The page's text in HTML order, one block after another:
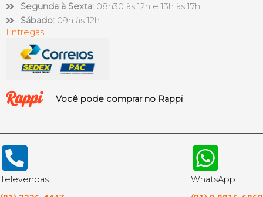
Segunda à Sexta: 08h30 às 12h e 13h às 17h
Sábado: 09h às 12h
Entregas
Você pode comprar no Rappi
Televendas
WhatsApp